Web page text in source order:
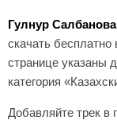
Гулнур
скачать
странице указаны
категория
Добавляйте трек в